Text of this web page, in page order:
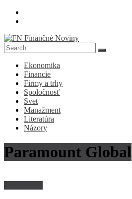
Skip
FN
Finančné
Noviny
Denník
ekonomike
spoločnosti
Ekonomika
Financie
Firmy a trhy
Spoločnosť
Svet
Manažment
Literatúra
Názory
Paramount Global